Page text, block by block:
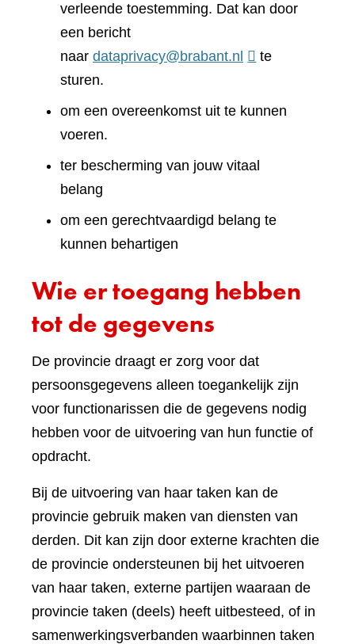
verleende toestemming. Dat kan door
een bericht
naar dataprivacy@brabant.nl
te
sturen.
om een overeenkomst uit te kunnen
voeren.
ter bescherming van jouw vitaal
belang
om een gerechtvaardigd belang te
kunnen behartigen
Wie er toegang hebben
tot de gegevens
De provincie draagt er zorg voor dat
persoonsgegevens alleen toegankelijk zijn
voor functionarissen die de gegevens nodig
hebben voor de uitvoering van hun functie of
opdracht.
Bij de uitvoering van haar taken kan de
provincie gebruik maken van diensten van
derden. Dit kan zijn door externe krachten die
de provincie ondersteunen bij het uitvoeren
van haar taken, externe partijen waaraan de
provincie taken (deels) heeft uitbesteed, of in
samenwerkingsverbanden waarbinnen taken